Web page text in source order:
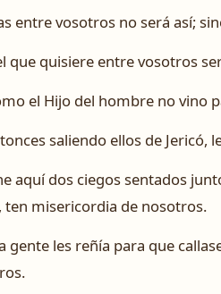
entre vosotros no será así;
que quisiere entre vosotros
el Hijo del hombre no vino
saliendo ellos de Jericó,
aquí dos ciegos sentados
ten misericordia de nosotros.
gente les reñía para que